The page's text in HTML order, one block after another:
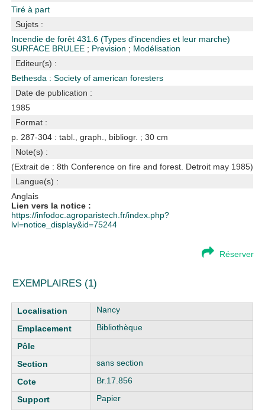
Tiré à part
Sujets :
Incendie de forêt431.6 (Types d'incendies et leur marche)
SURFACE BRULEE ; Prevision ; Modélisation
Editeur(s) :
Bethesda : Society of american foresters
Date de publication :
1985
Format :
p. 287-304 : tabl., graph., bibliogr. ; 30 cm
Note(s) :
(Extrait de : 8th Conference on fire and forest. Detroit may 1985)
Langue(s) :
Anglais
Lien vers la notice :
https://infodoc.agroparistech.fr/index.php?
lvl=notice_display&id=75244
Réserver
EXEMPLAIRES (1)
Liste des exemplaires
Nancy
Bibliothèque
sans section
Br.17.856
Papier